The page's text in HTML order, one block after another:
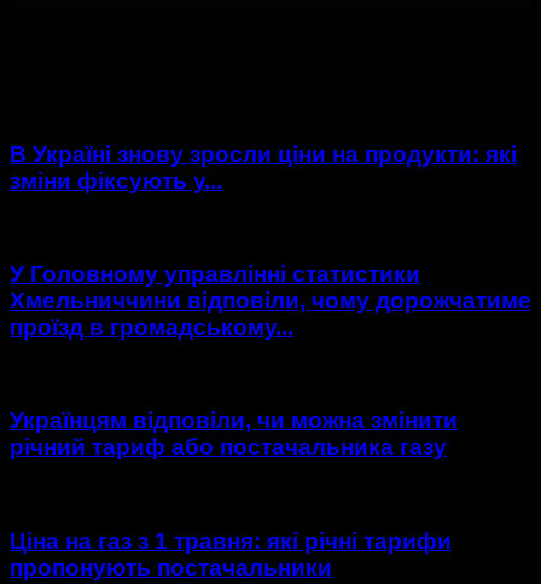
В Україні знову зросли ціни на продукти: які
зміни фіксують у...
У Головному управлінні статистики
Хмельниччини відповіли, чому дорожчатиме
проїзд в громадському...
Українцям відповіли, чи можна змінити
річний тариф або постачальника газу
Ціна на газ з 1 травня: які річні тарифи
пропонують постачальники